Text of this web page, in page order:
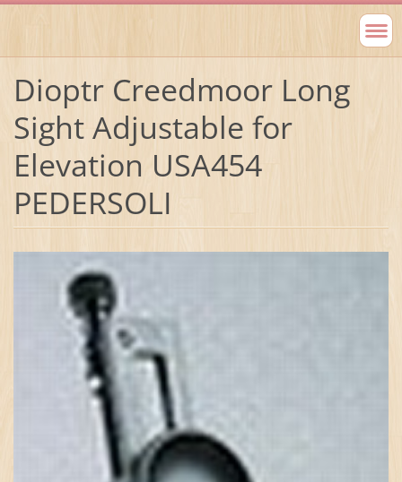
Dioptr Creedmoor Long
Sight Adjustable for
Elevation USA454
PEDERSOLI